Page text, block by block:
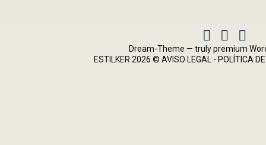
FacebookInstagram
X
Dream-Theme — trulypremium
ESTILKER 2026 © AVISO LEGAL - POLÍTICA